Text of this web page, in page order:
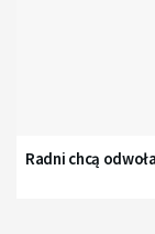
Radni chcą